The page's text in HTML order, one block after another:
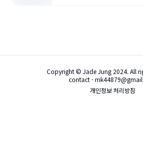
Copyright © Jade Jung 2024. All
contact -
개인정보 처리방침